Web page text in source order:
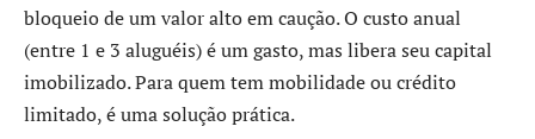
bloqueio de um valor alto em caução. O custo anual
(entre 1 e 3 aluguéis) é um gasto, mas libera seu capital
imobilizado. Para quem tem mobilidade ou crédito
limitado, é uma solução prática.